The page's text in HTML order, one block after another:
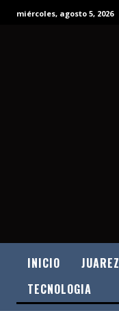
miércoles, agosto 5, 2026
INICIO JUAREZ
TECNOLOGIA